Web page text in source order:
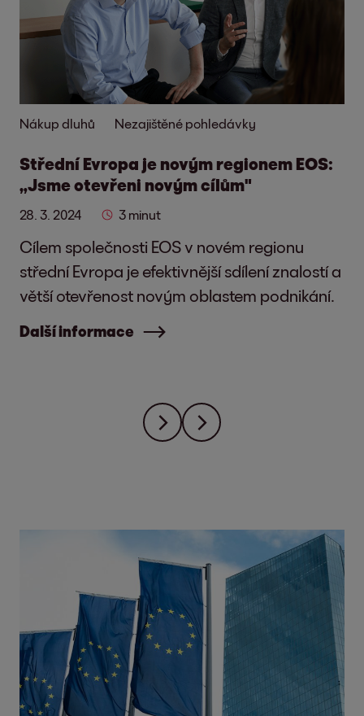
Nákup dluhů Nezajištěné pohledávky
Střední Evropa je novým regionem EOS:
„Jsme otevřeni novým cílům"
28. 3. 2024 3 minut
Cílem společnosti EOS v novém regionu
střední Evropa je efektivnější sdílení znalostí a
větší otevřenost novým oblastem podnikání.
Další informace